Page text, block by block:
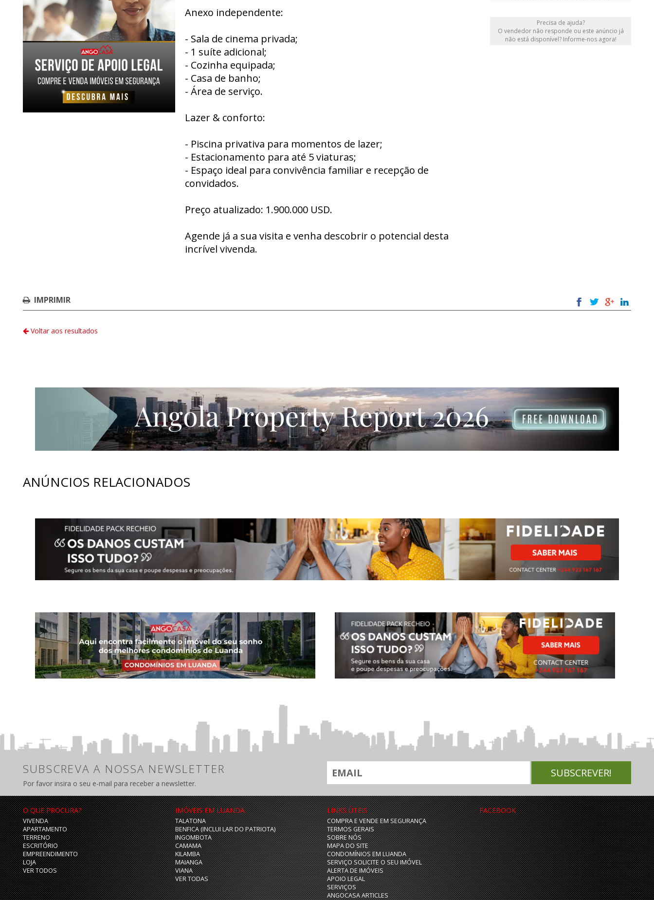
Anexo independente:
- Sala de cinema privada;
- 1 suíte adicional;
- Cozinha equipada;
- Casa de banho;
- Área de serviço.
Lazer & conforto:
- Piscina privativa para momentos de lazer;
- Estacionamento para até 5 viaturas;
- Espaço ideal para convivência familiar e recepção de
convidados.
Preço atualizado: 1.900.000 USD.
Agende já a sua visita e venha descobrir o potencial desta
incrível vivenda.
Precisa de ajuda?
O vendedor não responde ou este anúncio já
não está disponível? Informe-nos agora!
IMPRIMIR
Voltar aos resultados
ANÚNCIOS RELACIONADOS
SUBSCREVA A NOSSA NEWSLETTER
Por favor insira o seu e-mail para receber a newsletter.
O QUE PROCURA?
VIVENDA
APARTAMENTO
TERRENO
ESCRITÓRIO
EMPREENDIMENTO
LOJA
VER TODOS
IMÓVEIS EM LUANDA
TALATONA
BENFICA (INCLUI LAR DO PATRIOTA)
INGOMBOTA
CAMAMA
KILAMBA
MAIANGA
VIANA
VER TODAS
LINKS ÙTEIS
COMPRA E VENDE EM SEGURANÇA
TERMOS GERAIS
SOBRE NÓS
MAPA DO SITE
CONDOMÍNIOS EM LUANDA
SERVIÇO SOLICITE O SEU IMÓVEL
ALERTA DE IMÓVEIS
APOIO LEGAL
SERVIÇOS
ANGOCASA ARTICLES
FACEBOOK